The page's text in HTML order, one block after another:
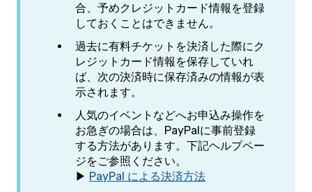
合、予めクレジットカード情報を登録
しておくことはできません。
過去に有料チケットを決済した際にク
レジットカード情報を保存していれ
ば、次の決済時に保存済みの情報が表
示されます。
人気のイベントなどへお申込み操作を
お急ぎの場合は、PayPalに事前登録
する方法があります。下記ヘルプペー
ジをご参照ください。
▶ PayPal による決済方法